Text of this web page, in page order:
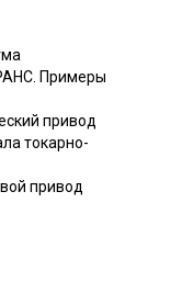
Примеры
привод
токарно-
привод